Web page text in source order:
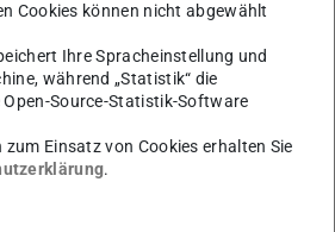
...
Cookies können nicht abgewählt
Ihre Spracheinstellung und
während „Statistik“ die
Source-Statistik-Software
Einsatz von Cookies erhalten Sie
.